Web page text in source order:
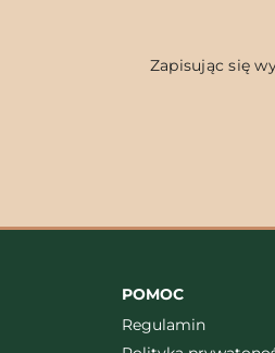
Zapisując się
POMOC
Regulamin